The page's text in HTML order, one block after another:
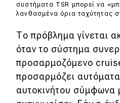
συστήματα TSR μπορεί να
λανθασμένα όρια ταχύτητας
Το πρόβλημα γίνεται
όταν το σύστημα
προσαρμοζόμενο
προσαρμόζει
αυτοκινήτου σύμφωνα